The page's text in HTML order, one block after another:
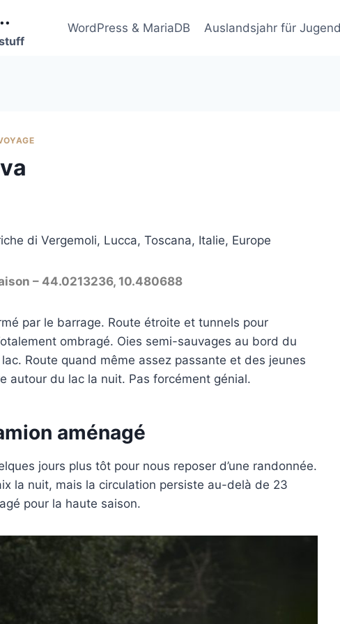
WordPress & MariaDB Auslandsjahr für
di Vergemoli, Lucca, Toscana, Italie, Europe
– 44.0213236, 10.480688
par le barrage. Route étroite et tunnels pour
ombragé. Oies semi-sauvages au bord du
Route quand même assez passante et des jeunes
autour du lac la nuit. Pas forcément génial.
aménagé
jours plus tôt pour nous reposer d’une randonnée.
la nuit, mais la circulation persiste au-delà de 23
pour la haute saison.